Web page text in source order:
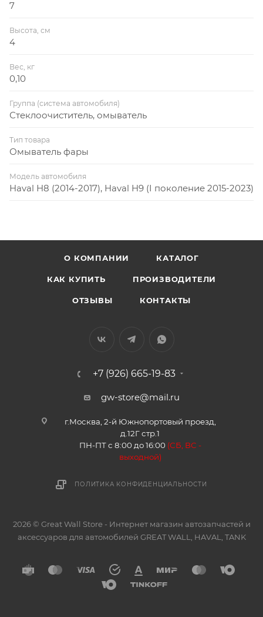
7
Высота, см
4
Вес, кг
0,10
Группа (система автомобиля)
Стеклоочиститель, омыватель
Тип товара
Омыватель фары
Модель автомобиля
Haval H8 (2014-2017), Haval H9 (I поколение 2015-2023)
О КОМПАНИИ КАТАЛОГ
КАК КУПИТЬ ПРОИЗВОДИТЕЛИ
ОТЗЫВЫ КОНТАКТЫ
+7 (926) 665-19-83
gw-store@mail.ru
г.Москва, 2-й Южнопортовый проезд,
д.12Г стр.1
ПН-ПТ с 8:00 до 16:00 (СБ, ВС -
выходной)
ПОЛИТИКА КОНФИДЕНЦИАЛЬНОСТИ
2026 © Great Wall Store - Интернет магазин автозапчастей и
аксессуаров для автомобилей GREAT WALL, HAVAL, TANK